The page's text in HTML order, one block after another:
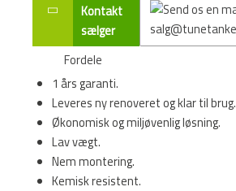
Kontakt
sælger
Fordele
1 års garanti.
Leveres ny renoveret og klar til brug.
Økonomisk og miljøvenlig løsning.
Lav vægt.
Nem montering.
Kemisk resistent.